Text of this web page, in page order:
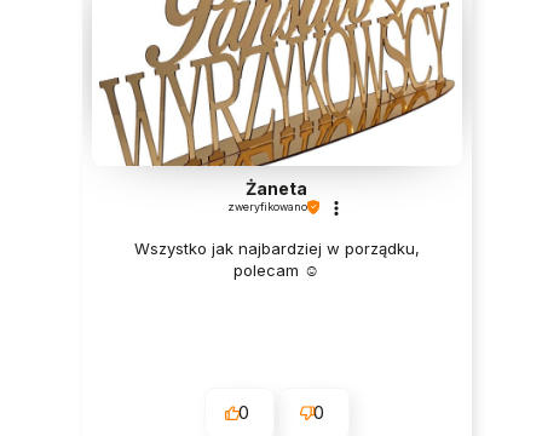
Żaneta
zweryfikowano
Wszystko jak najbardziej w porządku,
polecam ☺️
0 0